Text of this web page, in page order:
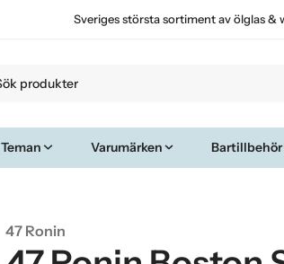
Sveriges största sortiment av ölglas &
Teman Varumärken Bartillbehör
47 Ronin